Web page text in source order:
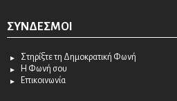
ΣΎΝΔΕΣΜΟΙ
Στηρίξτε τη Δημοκρατική Φωνή
Η Φωνή σου
Επικοινωνία